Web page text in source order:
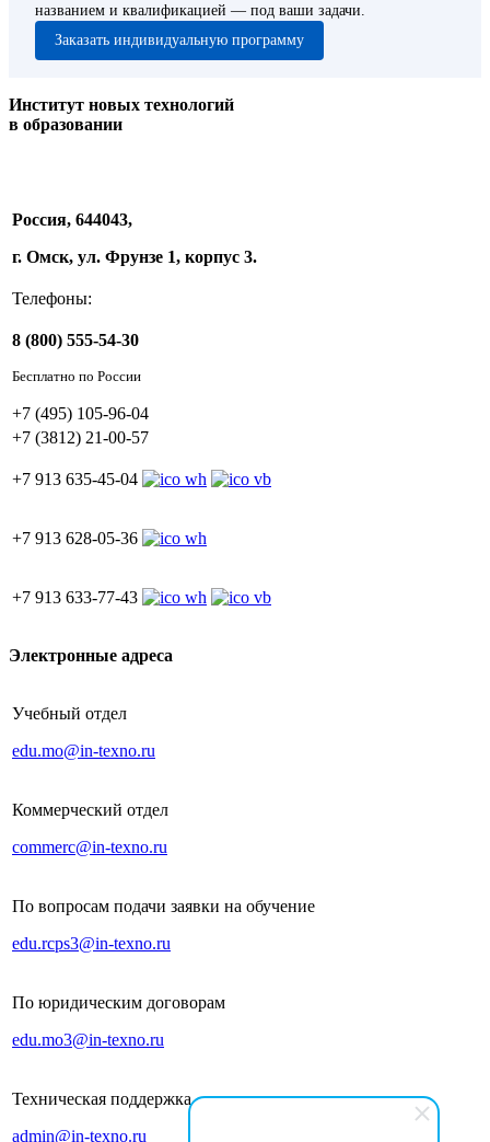
названием и квалификацией — под ваши задачи.
Заказать индивидуальную программу
Институт новых технологий
в образовании
Россия, 644043,
г. Омск, ул. Фрунзе 1, корпус 3.
Телефоны:
8 (800) 555-54-30
Бесплатно по России
+7 (495) 105-96-04
+7 (3812) 21-00-57
+7 913 635-45-04
+7 913 628-05-36
+7 913 633-77-43
Электронные адреса
Учебный отдел
edu.mo@in-texno.ru
Коммерческий отдел
commerc@in-texno.ru
По вопросам подачи заявки на обучение
edu.rcps3@in-texno.ru
По юридическим договорам
edu.mo3@in-texno.ru
Техническая поддержка
admin@in-texno.ru